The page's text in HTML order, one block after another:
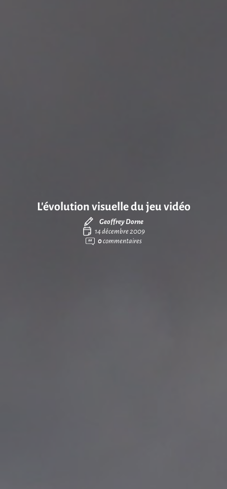
L’évolution visuelle du jeu vidéo
Geoffrey Dorne
14 décembre 2009
0commentaires